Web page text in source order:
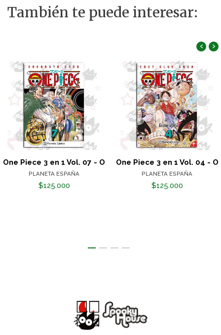
También te puede interesar:
One Piece 3 en 1 Vol. 07 - O
PLANETA ESPAÑA
$125.000
One Piece 3 en 1 Vol. 04 - O
PLANETA ESPAÑA
$125.000
‹ ›